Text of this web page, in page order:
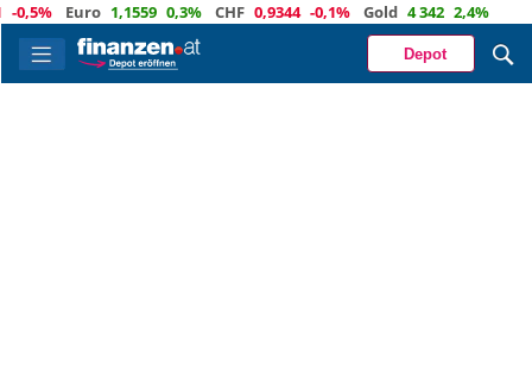
Euro 1,1559 0,3% CHF 0,9344 -0,1% Gold 4 342 2,4%
Depot